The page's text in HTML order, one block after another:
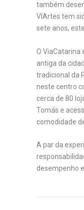
também
VIArtes tem
sete anos,
O ViaCatarina
antiga da
tradicional da
neste centro
cerca de 80
Tomás e
comodidade
A par da
desempenho